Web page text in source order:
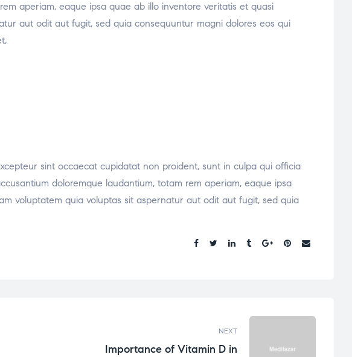
aperiam, eaque ipsa quae ab illo inventore veritatis et quasi
aut odit aut fugit, sed quia consequuntur magni dolores eos qui
sint occaecat cupidatat non proident, sunt in culpa qui officia
doloremque laudantium, totam rem aperiam, eaque ipsa
voluptatem quia voluptas sit aspernatur aut odit aut fugit, sed quia
Share:
NEXT
Importance of Vitamin D in